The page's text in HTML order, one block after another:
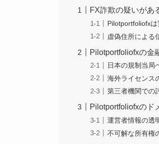
FX詐欺の疑いがあ
Pilotportfoliofx
虚偽住所による
Pilotportfoliofxの金
日本の規制当局
海外ライセンス
第三者機関での
Pilotportfoliofxのド
運営者情報の透
不可解な所有権